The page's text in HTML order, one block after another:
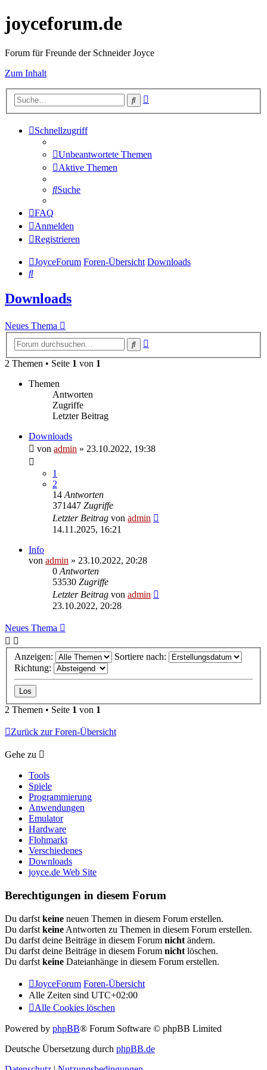
joyceforum.de
Forum für Freunde der Schneider Joyce
Zum Inhalt
Suche
Schnellzugriff
Unbeantwortete Themen
Aktive Themen
Suche
FAQ
Anmelden
Registrieren
JoyceForum Foren-Übersicht Downloads
Suche
Downloads
Neues Thema
Suche
2 Themen • Seite 1 von 1
Themen
Antworten
Zugriffe
Letzter Beitrag
Downloads
von admin » 23.10.2022, 19:38
1
2
14 Antworten
371447 Zugriffe
Letzter Beitrag von admin
14.11.2025, 16:21
Info
von admin » 23.10.2022, 20:28
0 Antworten
53530 Zugriffe
Letzter Beitrag von admin
23.10.2022, 20:28
Neues Thema
Anzeigen:
Sortiere nach:
Richtung:
2 Themen • Seite 1 von 1
Zurück zur Foren-Übersicht
Gehe zu
Tools
Spiele
Programmierung
Anwendungen
Emulator
Hardware
Flohmarkt
Verschiedenes
Downloads
joyce.de Web Site
Berechtigungen in diesem Forum
Du darfst keine neuen Themen in diesem Forum erstellen.
Du darfst keine Antworten zu Themen in diesem Forum erstellen.
Du darfst deine Beiträge in diesem Forum nicht ändern.
Du darfst deine Beiträge in diesem Forum nicht löschen.
Du darfst keine Dateianhänge in diesem Forum erstellen.
JoyceForum Foren-Übersicht
Alle Zeiten sind UTC+02:00
Alle Cookies löschen
Powered by phpBB® Forum Software © phpBB Limited
Deutsche Übersetzung durch phpBB.de